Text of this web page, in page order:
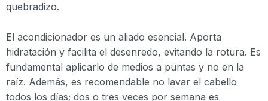
quebradizo.
El acondicionador es un aliado esencial. Aporta
hidratación y facilita el desenredo, evitando la rotura. Es
fundamental aplicarlo de medios a puntas y no en la
raíz. Además, es recomendable no lavar el cabello
todos los días; dos o tres veces por semana es